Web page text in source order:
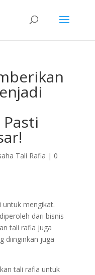
Tali Rafia | 0
untuk mengikat.
dari bisnis
tali rafia juga
diinginkan juga
tali rafia untuk